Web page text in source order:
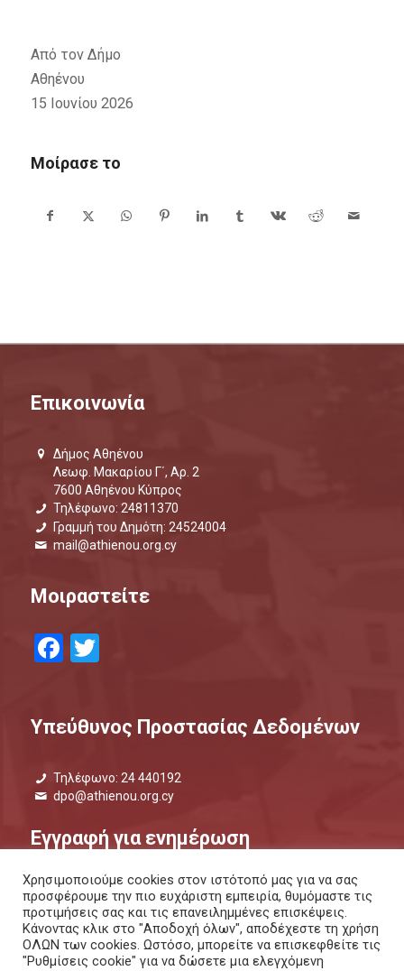
Από τον Δήμο
Αθηένου
15 Ιουνίου 2026
Μοίρασε το
Επικοινωνία
Δήμος Αθηένου
Λεωφ. Μακαρίου Γ΄, Αρ. 2
7600 Αθηένου Κύπρος
Τηλέφωνο: 24811370
Γραμμή του Δημότη: 24524004
mail@athienou.org.cy
Μοιραστείτε
Facebook
Twitter
Υπεύθυνος Προστασίας Δεδομένων
Τηλέφωνο: 24 440192
dpo@athienou.org.cy
Εγγραφή για ενημέρωση
Μάθετε τι συμβαίνει και μείνετε ενημερωμένοι.
ΕΝΗΜΕΡΩΤΙΚΟ ΔΕΛΤΙΟ | ΜΕΣΩ SMS
Χρησιμοποιούμε cookies στον ιστότοπό μας για να σας
προσφέρουμε την πιο ευχάριστη εμπειρία, θυμόμαστε τις
προτιμήσεις σας και τις επανειλημμένες επισκέψεις.
Κάνοντας κλικ στο "Αποδοχή όλων", αποδέχεστε τη χρήση
ΟΛΩΝ των cookies. Ωστόσο, μπορείτε να επισκεφθείτε τις
"Ρυθμίσεις cookie" για να δώσετε μια ελεγχόμενη